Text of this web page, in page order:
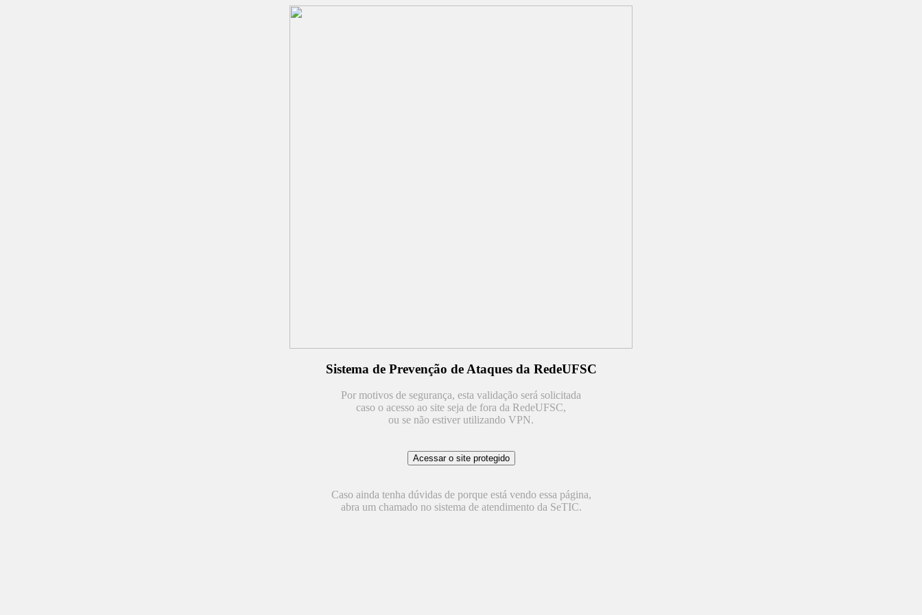
Sistema de Prevenção de Ataques da RedeUFSC
Por motivos de segurança, esta validação será solicitada
caso o acesso ao site seja de fora da RedeUFSC,
ou se não estiver utilizando VPN.
Caso ainda tenha dúvidas de porque está vendo essa página,
abra um chamado no sistema de atendimento da SeTIC.